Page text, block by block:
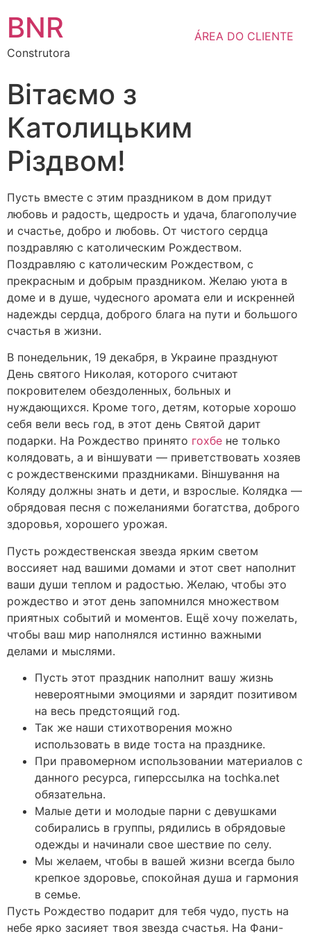
BNR
Construtora
ÁREA DO CLIENTE
Вітаємо з
Католицьким
Різдвом!
Пусть вместе с этим праздником в дом придут
любовь и радость, щедрость и удача, благополучие
и счастье, добро и любовь. От чистого сердца
поздравляю с католическим Рождеством.
Поздравляю с католическим Рождеством, с
прекрасным и добрым праздником. Желаю уюта в
доме и в душе, чудесного аромата ели и искренней
надежды сердца, доброго блага на пути и большого
счастья в жизни.
В понедельник, 19 декабря, в Украине празднуют
День святого Николая, которого считают
покровителем обездоленных, больных и
нуждающихся. Кроме того, детям, которые хорошо
себя вели весь год, в этот день Святой дарит
подарки. На Рождество принято гохбе не только
колядовать, а и віншувати — приветствовать хозяев
с рождественскими праздниками. Віншування на
Коляду должны знать и дети, и взрослые. Колядка —
обрядовая песня с пожеланиями богатства, доброго
здоровья, хорошего урожая.
Пусть рождественская звезда ярким светом
воссияет над вашими домами и этот свет наполнит
ваши души теплом и радостью. Желаю, чтобы это
рождество и этот день запомнился множеством
приятных событий и моментов. Ещё хочу пожелать,
чтобы ваш мир наполнялся истинно важными
делами и мыслями.
Пусть этот праздник наполнит вашу жизнь
невероятными эмоциями и зарядит позитивом
на весь предстоящий год.
Так же наши стихотворения можно
использовать в виде тоста на празднике.
При правомерном использовании материалов с
данного ресурса, гиперссылка на tochka.net
обязательна.
Малые дети и молодые парни с девушками
собирались в группы, рядились в обрядовые
одежды и начинали свое шествие по селу.
Мы желаем, чтобы в вашей жизни всегда было
крепкое здоровье, спокойная душа и гармония
в семье.
Пусть Рождество подарит для тебя чудо, пусть на
небе ярко засияет твоя звезда счастья. На Фани-